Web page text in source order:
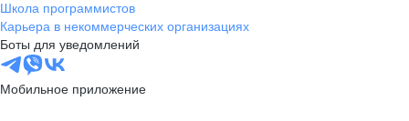
Школа программистов
Карьера в некоммерческих организациях
Боты для уведомлений
Мобильное приложение